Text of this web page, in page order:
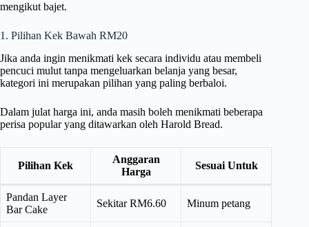
mengikut bajet.
1. Pilihan Kek Bawah RM20
Jika anda ingin menikmati kek secara individu atau membeli
pencuci mulut tanpa mengeluarkan belanja yang besar,
kategori ini merupakan pilihan yang paling berbaloi.
Dalam julat harga ini, anda masih boleh menikmati beberapa
perisa popular yang ditawarkan oleh Harold Bread.
Pilihan Kek
Anggaran
Harga
Sesuai Untuk
Pandan Layer
Bar Cake
Sekitar RM6.60 Minum petang